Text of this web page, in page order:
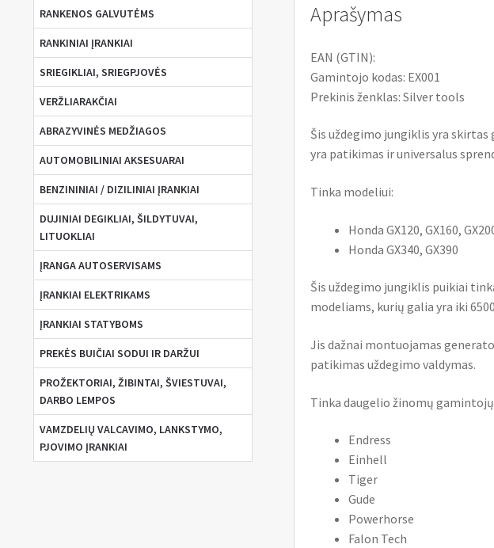
Aprašymas
EAN (GTIN):
Gamintojo kodas: EX001
Prekinis ženklas: Silver tools
Šis uždegimo jungiklis yra
yra patikimas ir universalus
Tinka modeliui:
Honda GX120, GX160,
Honda GX340, GX390
Šis uždegimo jungiklis puikiai
modeliams, kurių galia yra iki
Jis dažnai montuojamas
patikimas uždegimo valdymas.
Tinka daugelio žinomų
Endress
Einhell
Tiger
Gude
Powerhorse
Falon Tech
RANKENOS GALVUTĖMS
RANKINIAI ĮRANKIAI
SRIEGIKLIAI, SRIEGPJOVĖS
VERŽLIARAKČIAI
ABRAZYVINĖS MEDŽIAGOS
AUTOMOBILINIAI AKSESUARAI
BENZININIAI / DIZILINIAI ĮRANKIAI
DUJINIAI DEGIKLIAI, ŠILDYTUVAI,
LITUOKLIAI
ĮRANGA AUTOSERVISAMS
ĮRANKIAI ELEKTRIKAMS
ĮRANKIAI STATYBOMS
PREKĖS BUIČIAI SODUI IR DARŽUI
PROŽEKTORIAI, ŽIBINTAI, ŠVIESTUVAI,
DARBO LEMPOS
VAMZDELIŲ VALCAVIMO, LANKSTYMO,
PJOVIMO ĮRANKIAI